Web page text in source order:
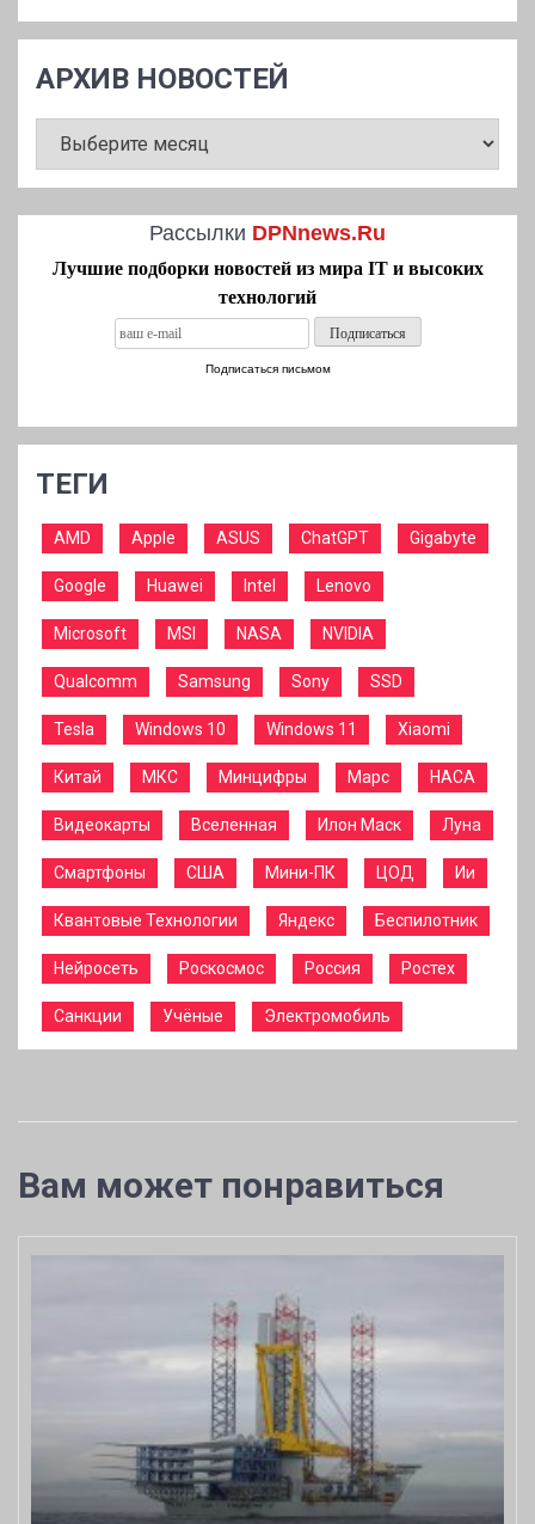
АРХИВ НОВОСТЕЙ
НОВОСТЕЙ
Рассылки DPNnews.Ru
Лучшие подборки новостей из мира IT и высоких
технологий
Подписаться письмом
ТЕГИ
AMD Apple ASUS ChatGPT Gigabyte
Google Huawei Intel Lenovo
Microsoft MSI NASA NVIDIA
Qualcomm Samsung Sony SSD
Tesla Windows 10 Windows 11 Xiaomi
Китай МКС Минцифры Марс НАСА
Видеокарты Вселенная Илон Маск Луна
Смартфоны США Мини-ПК ЦОД Ии
Квантовые Технологии Яндекс Беспилотник
Нейросеть Роскосмос Россия Ростех
Санкции Учёные Электромобиль
Вам может понравиться